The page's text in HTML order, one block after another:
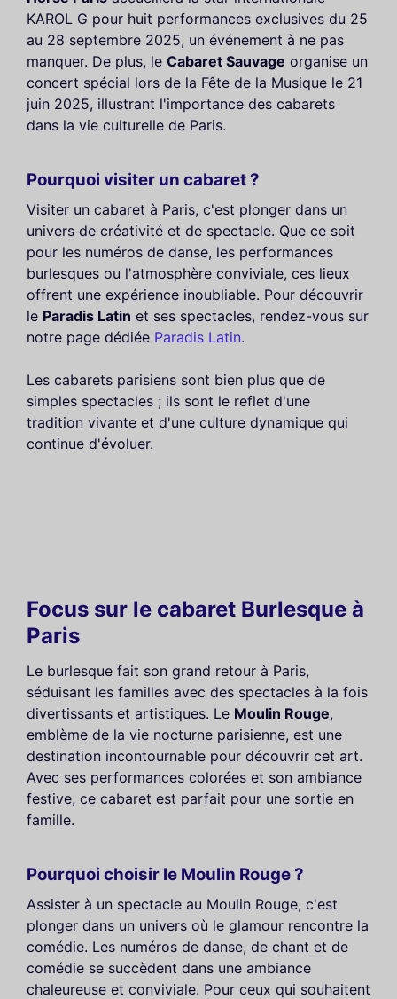
KAROL G pour huit performances exclusives du 25
au 28 septembre 2025, un événement à ne pas
manquer. De plus, le Cabaret Sauvage organise un
concert spécial lors de la Fête de la Musique le 21
juin 2025, illustrant l'importance des cabarets
dans la vie culturelle de Paris.
Pourquoi visiter un cabaret ?
Visiter un cabaret à Paris, c'est plonger dans un
univers de créativité et de spectacle. Que ce soit
pour les numéros de danse, les performances
burlesques ou l'atmosphère conviviale, ces lieux
offrent une expérience inoubliable. Pour découvrir
le Paradis Latin et ses spectacles, rendez-vous sur
notre page dédiée Paradis Latin.
Les cabarets parisiens sont bien plus que de
simples spectacles ; ils sont le reflet d'une
tradition vivante et d'une culture dynamique qui
continue d'évoluer.
Focus sur le cabaret Burlesque à
Paris
Le burlesque fait son grand retour à Paris,
séduisant les familles avec des spectacles à la fois
divertissants et artistiques. Le Moulin Rouge,
emblème de la vie nocturne parisienne, est une
destination incontournable pour découvrir cet art.
Avec ses performances colorées et son ambiance
festive, ce cabaret est parfait pour une sortie en
famille.
Pourquoi choisir le Moulin Rouge ?
Assister à un spectacle au Moulin Rouge, c'est
plonger dans un univers où le glamour rencontre la
comédie. Les numéros de danse, de chant et de
comédie se succèdent dans une ambiance
chaleureuse et conviviale. Pour ceux qui souhaitent